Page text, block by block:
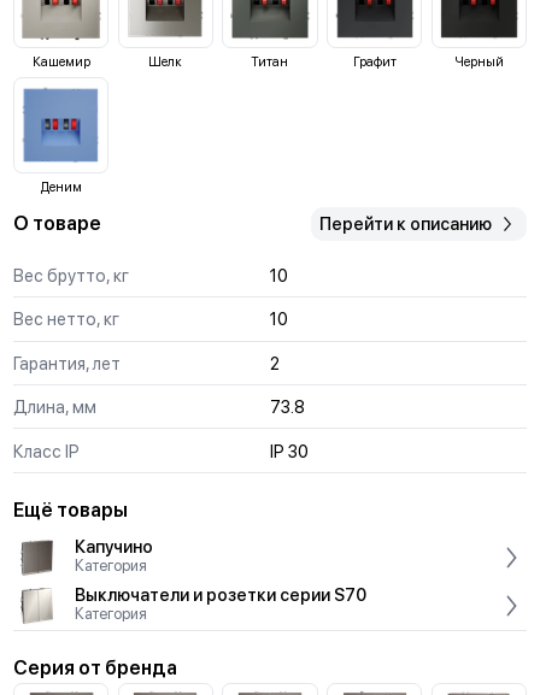
Кашемир Шелк Титан Графит Черный
Деним
О товаре Перейти к описанию
Вес брутто, кг 10
Вес нетто, кг 10
Гарантия, лет 2
Длина, мм 73.8
Класс IP IP 30
Ещё товары
Капучино
Категория
Выключатели и розетки серии S70
Категория
Серия от бренда